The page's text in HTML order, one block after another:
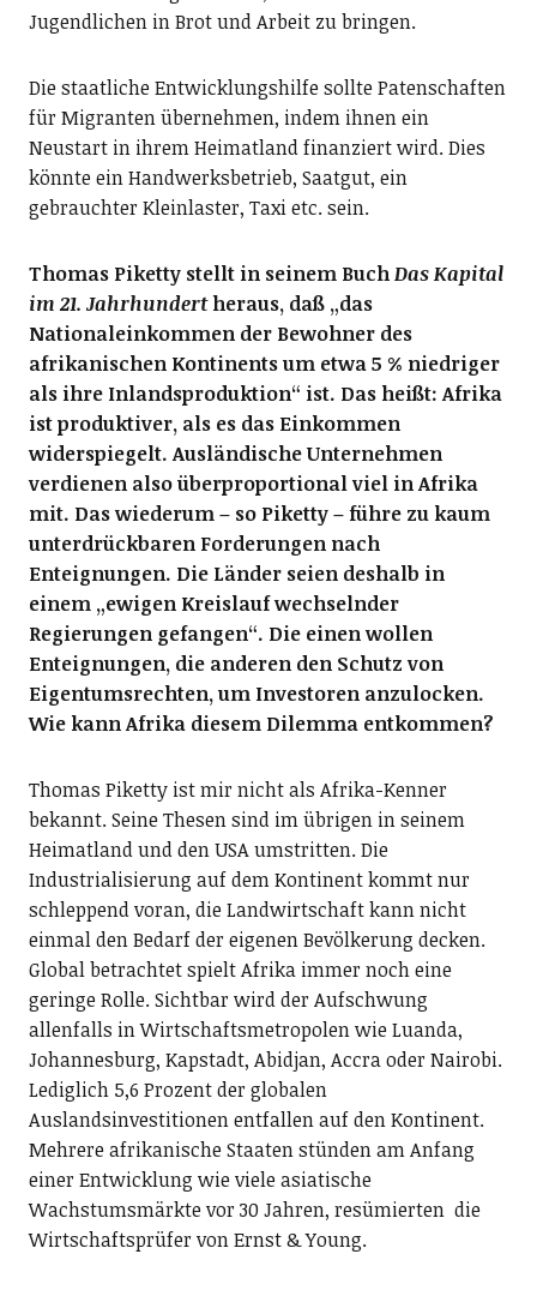
Jugendlichen in Brot und Arbeit zu bringen.
Die staatliche Entwicklungshilfe sollte Patenschaften
für Migranten übernehmen, indem ihnen ein
Neustart in ihrem Heimatland finanziert wird. Dies
könnte ein Handwerksbetrieb, Saatgut, ein
gebrauchter Kleinlaster, Taxi etc. sein.
Thomas Piketty stellt in seinem BuchDas Kapital
im 21. Jahrhundertheraus, daß „das
Nationaleinkommen der Bewohner des
afrikanischen Kontinents um etwa 5 % niedriger
als ihre Inlandsproduktion“ ist. Das heißt: Afrika
ist produktiver, als es das Einkommen
widerspiegelt. Ausländische Unternehmen
verdienen also überproportional viel in Afrika
mit. Das wiederum – so Piketty – führe zu kaum
unterdrückbaren Forderungen nach
Enteignungen. Die Länder seien deshalb in
einem „ewigen Kreislauf wechselnder
Regierungen gefangen“. Die einen wollen
Enteignungen, die anderen den Schutz von
Eigentumsrechten, um Investoren anzulocken.
Wie kann Afrika diesem Dilemma entkommen?
Thomas Piketty ist mir nicht als Afrika-Kenner
bekannt. Seine Thesen sind im übrigen in seinem
Heimatland und den USA umstritten. Die
Industrialisierung auf dem Kontinent kommt nur
schleppend voran, die Landwirtschaft kann nicht
einmal den Bedarf der eigenen Bevölkerung decken.
Global betrachtet spielt Afrika immer noch eine
geringe Rolle. Sichtbar wird der Aufschwung
allenfalls in Wirtschaftsmetropolen wie Luanda,
Johannesburg, Kapstadt, Abidjan, Accra oder Nairobi.
Lediglich 5,6 Prozent der globalen
Auslandsinvestitionen entfallen auf den Kontinent.
Mehrere afrikanische Staaten stünden am Anfang
einer Entwicklung wie viele asiatische
Wachstumsmärkte vor 30 Jahren, resümierten die
Wirtschaftsprüfer von Ernst & Young.